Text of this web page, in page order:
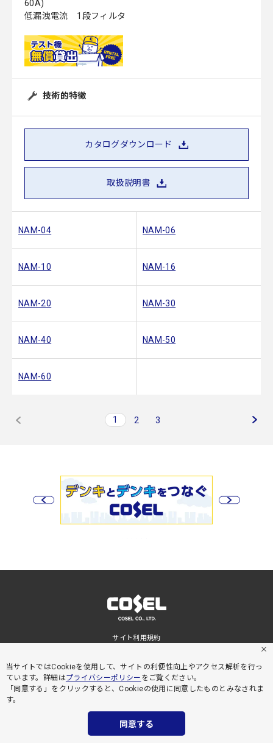
当サイトではCookieを使用して、サイトの利便性向上やアクセス解析を行っ
ています。詳細はプライバシーポリシー をご覧ください。
「同意する」をクリックすると、Cookieの使用に同意したものとみなされま
す。
同意する
60A)
低漏洩電流 1段フィルタ
技術的特徴
カタログダウンロード
取扱説明書
NAM-04 NAM-06
NAM-10 NAM-16
NAM-20 NAM-30
NAM-40 NAM-50
NAM-60
1 2 3
サイト利用規約
COPYRIGHT © COSEL CO., LTD. ALL RIGHTS RESERVED.